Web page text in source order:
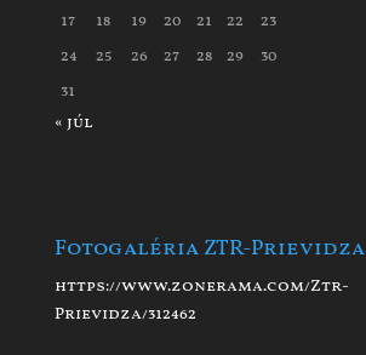
17
18 19 20 21 22
23
24
25 26 27 28 29
30
31
« júl
Fotogaléria ZTR-Prievidza
https://www.zonerama.com/Ztr-
Prievidza/312462